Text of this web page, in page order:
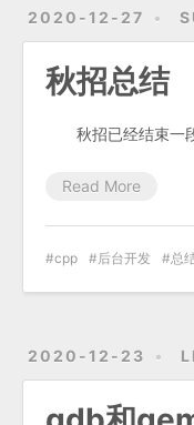
2020-12-27
秋招总结
秋招已经结束一段
Read More
cpp 后台开发 总
2020-12-23